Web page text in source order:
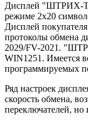
Дисплей "ШТРИХ-Т
режиме 2x20
Дисплей
протоколы обмена
2029/FV-2021.
WIN1251. Имеется
программируемых
Ряд настроек
скорость обмена,
переключателей,